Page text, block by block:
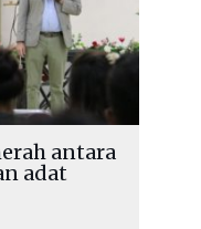
antara
adat